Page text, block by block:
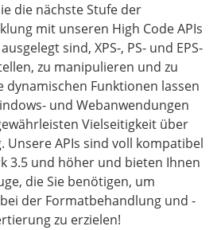
die nächste Stufe der
mit unseren High Code APIs
sind, XPS-, PS- und EPS-
zu manipulieren und zu
dynamischen Funktionen lassen
und Webanwendungen
Vielseitigkeit über
Unsere APIs sind voll kompatibel
3.5 und höher und bieten Ihnen
die Sie benötigen, um
der Formatbehandlung und -
zu erzielen!